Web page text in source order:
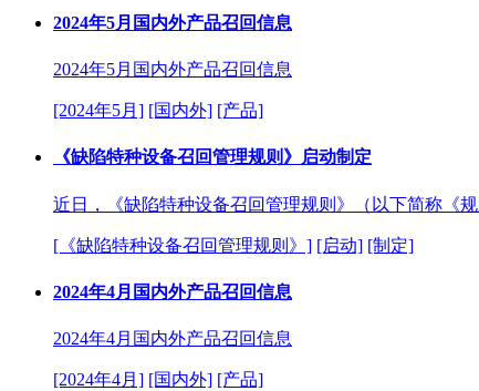
2024年5月国内外产品召回信息
2024年5月国内外产品召回信息
[2024年5月] [国内外] [产品]
《缺陷特种设备召回管理规则》启动制定
近日，《缺陷特种设备召回管理规则》（以下简称《
[《缺陷特种设备召回管理规则》] [启动] [制定]
2024年4月国内外产品召回信息
2024年4月国内外产品召回信息
[2024年4月] [国内外] [产品]